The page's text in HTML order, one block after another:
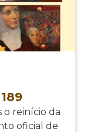
o reinício da
oficial de